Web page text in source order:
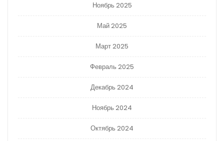
Ноябрь 2025
Май 2025
Март 2025
Февраль 2025
Декабрь 2024
Ноябрь 2024
Октябрь 2024